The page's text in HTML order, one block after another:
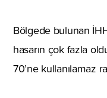
Bölgede bulunan
hasarın çok fazla
70’ne kullanılamaz